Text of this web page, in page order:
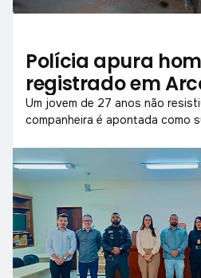
Polícia apura
registrado em
Um jovem de 27 anos não
companheira é apontada como